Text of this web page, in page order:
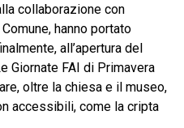
collaborazione con
hanno portato
all’apertura del
Giornate FAI di Primavera
oltre la chiesa e il museo,
accessibili, come la cripta